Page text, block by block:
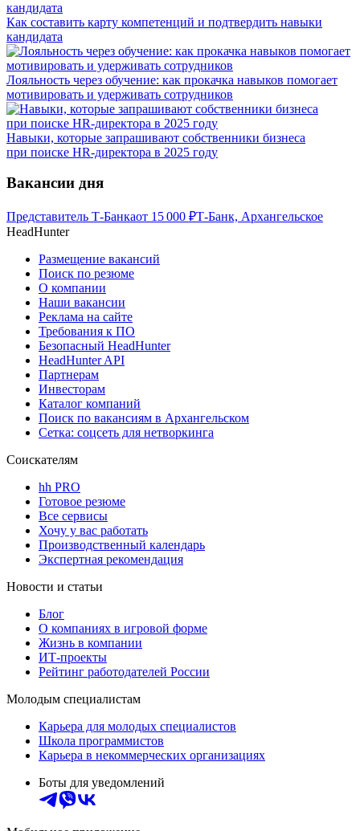
Как составить карту компетенций и подтвердить навыки
кандидата
Лояльность через обучение: как прокачка навыков помогает
мотивировать и удерживать сотрудников
Навыки, которые запрашивают собственники бизнеса
при поиске HR-директора в 2025 году
Вакансии дня
Представитель Т-Банкаот 15 000 ₽Т-Банк, Архангельское
HeadHunter
Размещение вакансий
Поиск по резюме
О компании
Наши вакансии
Реклама на сайте
Требования к ПО
Безопасный HeadHunter
HeadHunter API
Партнерам
Инвесторам
Каталог компаний
Поиск по вакансиям в Архангельском
Сетка: соцсеть для нетворкинга
Соискателям
hh PRO
Готовое резюме
Все сервисы
Хочу у вас работать
Производственный календарь
Экспертная рекомендация
Новости и статьи
Блог
О компаниях в игровой форме
Жизнь в компании
ИТ-проекты
Рейтинг работодателей России
Молодым специалистам
Карьера для молодых специалистов
Школа программистов
Карьера в некоммерческих организациях
Боты для уведомлений